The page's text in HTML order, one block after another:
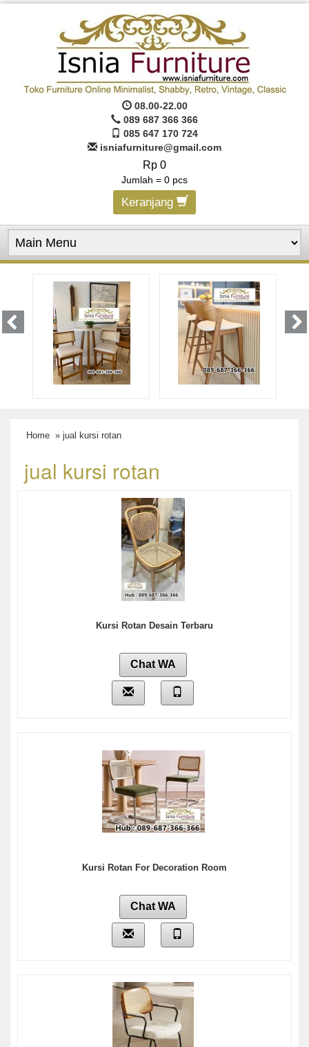
08.00-22.00
089 687 366 366
085 647 170 724
isniafurniture@gmail.com
Rp 0
Jumlah = 0 pcs
Keranjang
Home » jual kursi rotan
jual kursi rotan
Kursi Rotan Desain Terbaru
Chat WA
Kursi Rotan For Decoration Room
Chat WA